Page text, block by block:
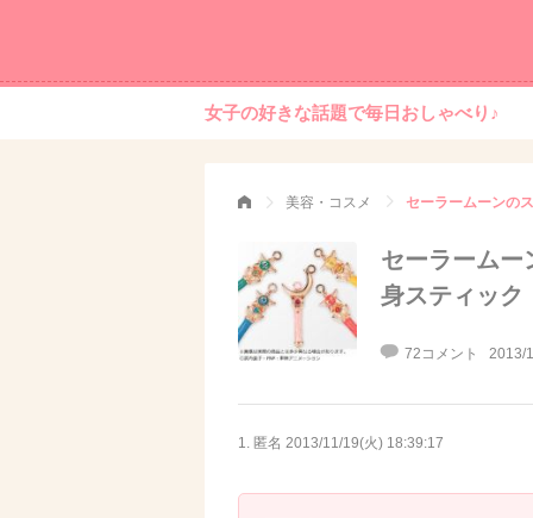
女子の好きな話題で毎日おしゃべり♪
美容・コスメ セーラームーンの
セーラームー
身スティック
72コメント 2013/
1. 匿名 2013/11/19(火) 18:39:17